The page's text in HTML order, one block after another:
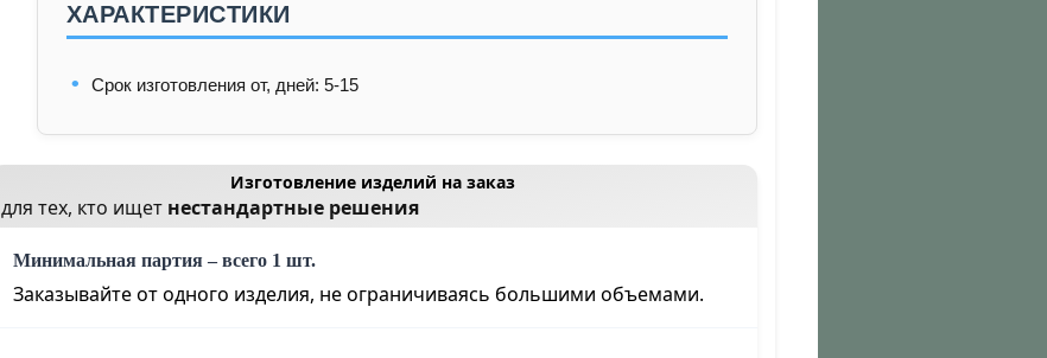
ХАРАКТЕРИСТИКИ
Срок изготовления от, дней: 5-15
Изготовление изделий на заказ
для тех, кто ищет нестандартные решения
Минимальная партия – всего 1 шт.
Заказывайте от одного изделия, не ограничиваясь большими объемами.